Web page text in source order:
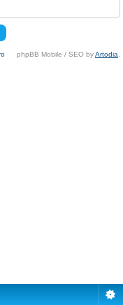
phpBB Mobile / SEO byArtodia